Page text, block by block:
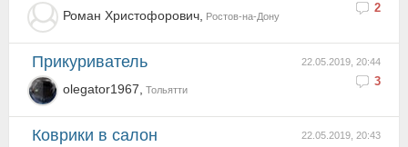
2
Роман Христофорович, Ростов-на-Дону
22.05.2019, 20:44
3
Прикуриватель
olegator1967, Тольятти
22.05.2019, 20:43
Коврики в салон